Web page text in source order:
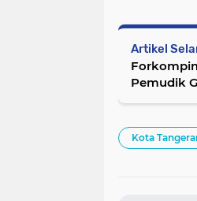
Artikel
Pemudik
Kota